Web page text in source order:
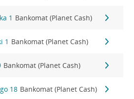
1 Bankomat (Planet Cash)
1 Bankomat (Planet Cash)
Bankomat (Planet Cash)
18 Bankomat (Planet Cash)